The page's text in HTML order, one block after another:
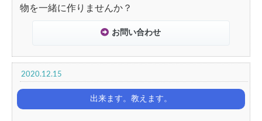
物を一緒に作りませんか？
お問い合わせ
2020.12.15
出来ます。教えます。